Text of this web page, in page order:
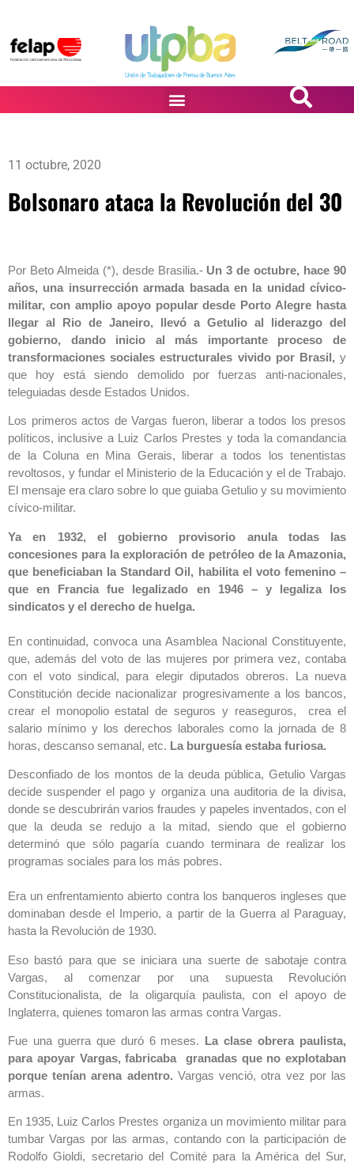
11 octubre, 2020
Bolsonaro ataca la Revolución del 30
Por Beto Almeida (*), desde Brasilia.- Un 3 de octubre, hace 90
años, una insurrección armada basada en la unidad cívico-
militar, con amplio apoyo popular desde Porto Alegre hasta
llegar al Rio de Janeiro, llevó a Getulio al liderazgo del
gobierno, dando inicio al más importante proceso de
transformaciones sociales estructurales vivido por Brasil, y
que hoy está siendo demolido por fuerzas anti-nacionales,
teleguiadas desde Estados Unidos.
Los primeros actos de Vargas fueron, liberar a todos los presos
políticos, inclusive a Luiz Carlos Prestes y toda la comandancia
de la Coluna en Mina Gerais, liberar a todos los tenentistas
revoltosos, y fundar el Ministerio de la Educación y el de Trabajo.
El mensaje era claro sobre lo que guiaba Getulio y su movimiento
cívico-militar.
Ya en 1932, el gobierno provisorio anula todas las
concesiones para la exploración de petróleo de la Amazonia,
que beneficiaban la Standard Oil, habilita el voto femenino –
que en Francia fue legalizado en 1946 – y legaliza los
sindicatos y el derecho de huelga.
En continuidad, convoca una Asamblea Nacional Constituyente,
que, además del voto de las mujeres por primera vez, contaba
con el voto sindical, para elegir diputados obreros. La nueva
Constitución decide nacionalizar progresivamente a los bancos,
crear el monopolio estatal de seguros y reaseguros, crea el
salario mínimo y los derechos laborales como la jornada de 8
horas, descanso semanal, etc. La burguesía estaba furiosa.
Desconfiado de los montos de la deuda pública, Getulio Vargas
decide suspender el pago y organiza una auditoria de la divisa,
donde se descubrirán varios fraudes y papeles inventados, con el
que la deuda se redujo a la mitad, siendo que el gobierno
determinó que sólo pagaría cuando terminara de realizar los
programas sociales para los más pobres.
Era un enfrentamiento abierto contra los banqueros ingleses que
dominaban desde el Imperio, a partir de la Guerra al Paraguay,
hasta la Revolución de 1930.
Eso bastó para que se iniciara una suerte de sabotaje contra
Vargas, al comenzar por una supuesta Revolución
Constitucionalista, de la oligarquía paulista, con el apoyo de
Inglaterra, quienes tomaron las armas contra Vargas.
Fue una guerra que duró 6 meses. La clase obrera paulista,
para apoyar Vargas, fabricaba granadas que no explotaban
porque tenían arena adentro. Vargas venció, otra vez por las
armas.
En 1935, Luiz Carlos Prestes organiza un movimiento militar para
tumbar Vargas por las armas, contando con la participación de
Rodolfo Gioldi, secretario del Comité para la América del Sur,